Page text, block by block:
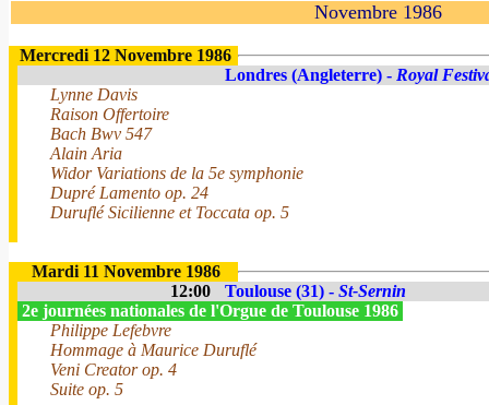
Novembre 1986
Mercredi 12 Novembre 1986
Londres (Angleterre) - Royal
Lynne Davis
Raison Offertoire
Bach Bwv 547
Alain Aria
Widor Variations de la 5e symphonie
Dupré Lamento op. 24
Duruflé Sicilienne et Toccata op. 5
Mardi 11 Novembre 1986
12:00
Toulouse (31) - St-Sernin
2e journées nationales de l'Orgue de Toulouse 1986
Philippe Lefebvre
Hommage à Maurice Duruflé
Veni Creator op. 4
Suite op. 5